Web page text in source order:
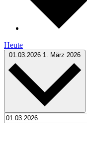
Heute
01.03.2026 1. März 2026